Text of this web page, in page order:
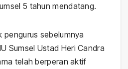
5 tahun mendatang.
pengurus sebelumnya
Sumsel Ustad Heri Candra
telah berperan aktif